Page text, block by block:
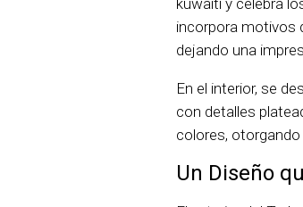
kuwaití y celebra
incorpora motivos
dejando una
En el interior, se
con detalles
colores,
Un Diseño